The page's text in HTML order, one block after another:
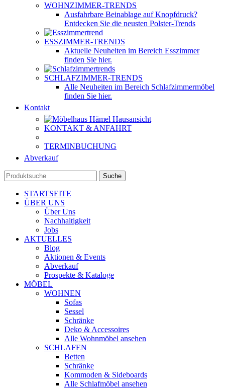
WOHNZIMMER-TRENDS
Ausfahrbare Beinablage auf Knopfdruck?
Entdecken Sie die neusten Polster-Trends
ESSZIMMER-TRENDS
Aktuelle Neuheiten im Bereich Esszimmer
finden Sie hier.
SCHLAFZIMMER-TRENDS
Alle Neuheiten im Bereich Schlafzimmermöbel
finden Sie hier.
Kontakt
KONTAKT & ANFAHRT
TERMINBUCHUNG
Abverkauf
Suche
STARTSEITE
ÜBER UNS
Über Uns
Nachhaltigkeit
Jobs
AKTUELLES
Blog
Aktionen & Events
Abverkauf
Prospekte & Kataloge
MÖBEL
WOHNEN
Sofas
Sessel
Schränke
Deko & Accessoires
Alle Wohnmöbel ansehen
SCHLAFEN
Betten
Schränke
Kommoden & Sideboards
Alle Schlafmöbel ansehen